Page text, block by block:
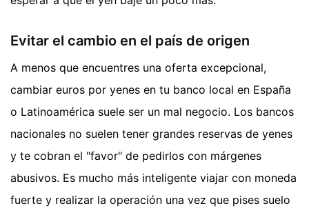
Evitar el cambio en el país de origen
A menos que encuentres una oferta excepcional,
cambiar euros por yenes en tu banco local en España
o Latinoamérica suele ser un mal negocio. Los bancos
nacionales no suelen tener grandes reservas de yenes
y te cobran el "favor" de pedirlos con márgenes
abusivos. Es mucho más inteligente viajar con moneda
fuerte y realizar la operación una vez que pises suelo